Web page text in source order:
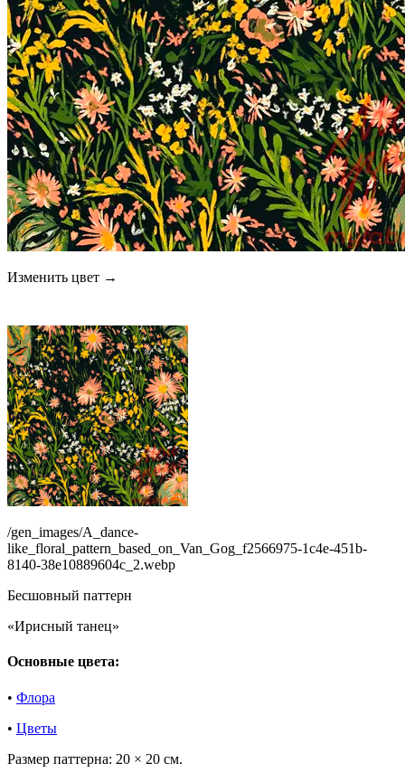
Изменить цвет →
/gen_images/A_dance-
like_floral_pattern_based_on_Van_Gog_f2566975-1c4e-451b-
8140-38e10889604c_2.webp
Бесшовный паттерн
«Ирисный танец»
Основные цвета:
• Флора
• Цветы
Размер паттерна: 20 × 20 см.